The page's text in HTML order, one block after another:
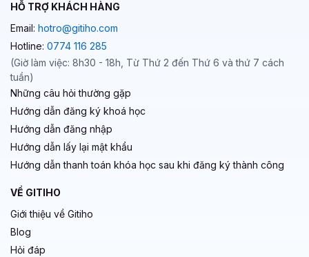
HỖ TRỢ KHÁCH HÀNG
Email: hotro@gitiho.com
Hotline: 0774 116 285
(Giờ làm việc: 8h30 - 18h, Từ Thứ 2 đến Thứ 6 và thứ 7 cách
tuần)
Những câu hỏi thường gặp
Hướng dẫn đăng ký khoá học
Hướng dẫn đăng nhập
Hướng dẫn lấy lại mật khẩu
Hướng dẫn thanh toán khóa học sau khi đăng ký thành công
VỀ GITIHO
Giới thiệu về Gitiho
Blog
Hỏi đáp